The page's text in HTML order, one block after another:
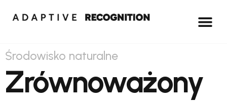
Środowisko naturalne
Zrównoważony